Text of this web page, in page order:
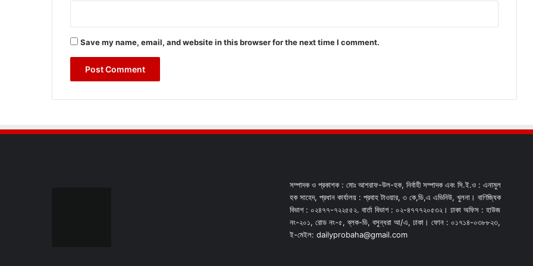
Save my name, email, and website in this browser for the next time I comment.
সম্পাদক ও প্রকাশক : মোঃ আশরাফ-উল-হক, নির্বাহী সম্পাদক এবং সি.ই.ও : এনামুল
হক সাহেদ, প্রধান কার্যালয় : প্রবাহ টাওয়ার, ৩ কে,ডি,এ এভিনিউ, খুলনা। বাণিজ্যিক
বিভাগ : ০২৪৭৭-৭২২৫৫২. বার্তা বিভাগ : ০২-৪৭৭৭২০৫৩২। ঢাকা অফিস : হাউজ
নং-২০১, রোড নং-৫, ব্লক-ডি, বসুন্ধরা আ/এ, ঢাকা। ফোন : ০১৭১৪-০৩৮৮২৩,
ই-মেইল: dailyprobaha@gmail.com